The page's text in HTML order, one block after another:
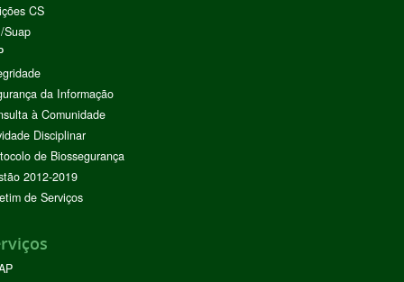
CS
Suap
da Informação
à Comunidade
Disciplinar
de Biossegurança
2012-2019
de Serviços